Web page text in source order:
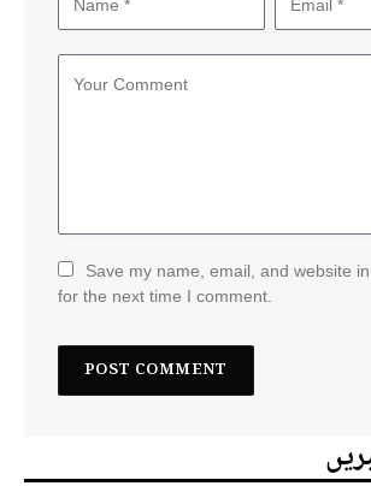
Save my name, email, and website
for the next time I comment.